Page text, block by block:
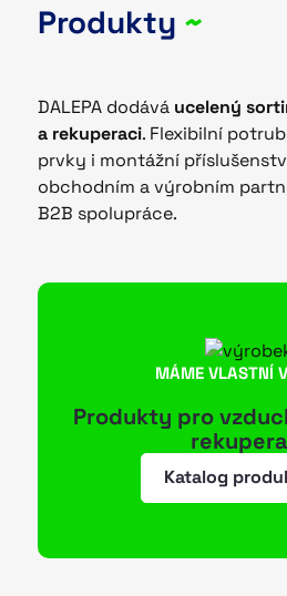
Produkty ~
DALEPA dodává ucelený
a rekuperaci. Flexibilní
prvky i montážní
obchodním a výrobním
B2B spolupráce.
MÁME VLASTNÍ
Produkty pro
Katalog